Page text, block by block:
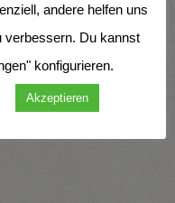
LinkedIn More
andere helfen uns
verbessern. Du kannst
konfigurieren.
Akzeptieren